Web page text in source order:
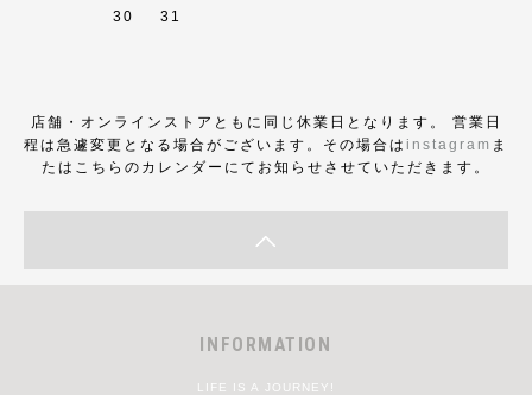
30 31
店舗・オンラインストアともに同じ休業日となります。 営業日
程は急遽変更となる場合がございます。その場合は instagram ま
たはこちらのカレンダーにてお知らせさせていただきます。
INFORMATION
LIFE IS A JOURNEY!